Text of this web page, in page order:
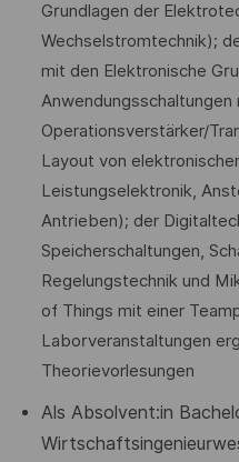
Grundlagen der
Wechselstromtechnik);
mit den Elektronische
Anwendungsschaltungen
Operationsverstärker/
Layout von
Leistungselektronik,
Antrieben); der
Speicherschaltungen,
Regelungstechnik und
of Things mit einer
Laborveranstaltungen
Theorievorlesungen
Als Absolvent:in